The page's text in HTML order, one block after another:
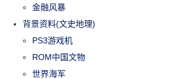
金融风暴
背景资料(文史地理)
PS3游戏机
ROM中国文物
世界海军